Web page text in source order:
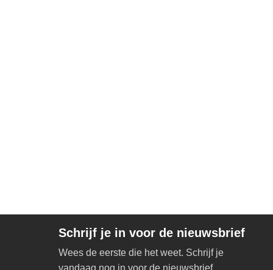
Schrijf je in voor de nieuwsbrief
Wees de eerste die het weet. Schrijf je
vandaag nog in voor de nieuwsbrief